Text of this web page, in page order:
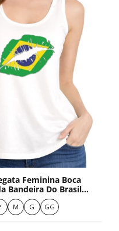
Feminina Boca
Bandeira Do Brasil
Moderna
M G GG